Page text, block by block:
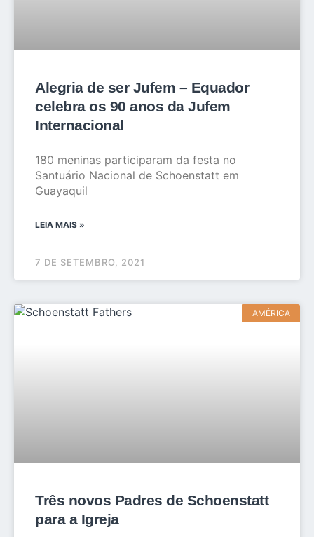
Alegria de ser Jufem – Equador
celebra os 90 anos da Jufem
Internacional
180 meninas participaram da festa no
Santuário Nacional de Schoenstatt em
Guayaquil
LEIA MAIS »
7 DE SETEMBRO, 2021
AMÉRICA
Três novos Padres de Schoenstatt
para a Igreja